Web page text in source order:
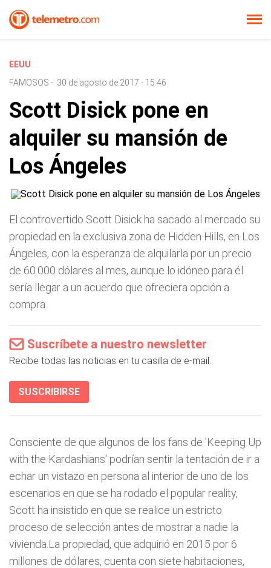
EEUU
FAMOSOS - 30 de agosto de 2017 - 15:46
Scott Disick pone en
alquiler su mansión de
Los Ángeles
El controvertido Scott Disick ha sacado al mercado su
propiedad en la exclusiva zona de Hidden Hills, en Los
Ángeles, con la esperanza de alquilarla por un precio
de 60.000 dólares al mes, aunque lo idóneo para él
sería llegar a un acuerdo que ofreciera opción a
compra.
Suscríbete a nuestro newsletter
Recibe todas las noticias en tu casilla de e-mail.
SUSCRIBIRSE
Consciente de que algunos de los fans de 'Keeping Up
with the Kardashians' podrían sentir la tentación de ir a
echar un vistazo en persona al interior de uno de los
escenarios en que se ha rodado el popular reality,
Scott ha insistido en que se realice un estricto
proceso de selección antes de mostrar a nadie la
vivienda.La propiedad, que adquirió en 2015 por 6
millones de dólares, cuenta con siete habitaciones,